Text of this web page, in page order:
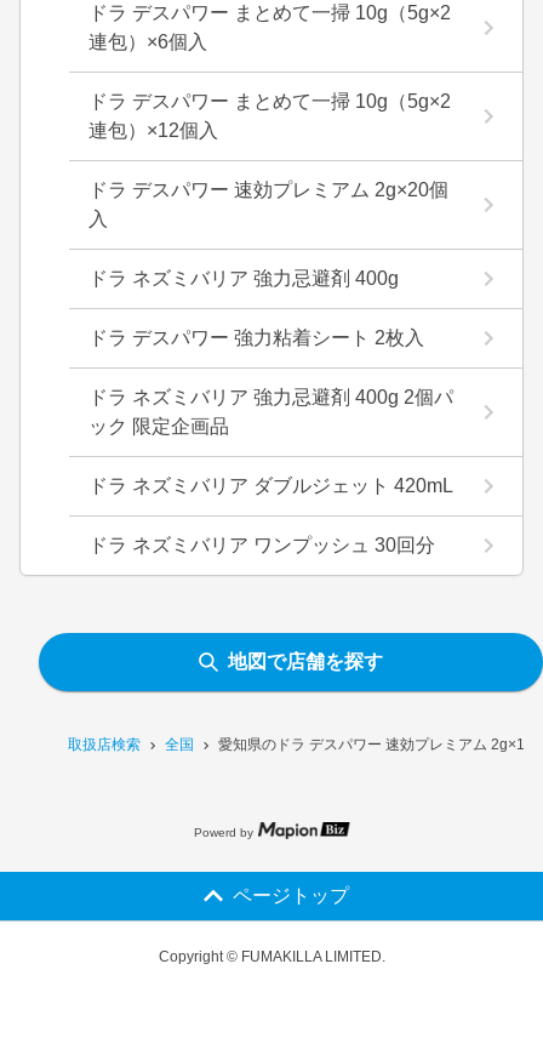
取扱店検索 全国 愛知県のドラ デスパワー 速効プレミアム 2g×16
ドラ デスパワー まとめて一掃 10g（5g×2
連包）×6個入
ドラ デスパワー まとめて一掃 10g（5g×2
連包）×12個入
ドラ デスパワー 速効プレミアム 2g×20個
入
ドラ ネズミバリア 強力忌避剤 400g
ドラ デスパワー 強力粘着シート 2枚入
ドラ ネズミバリア 強力忌避剤 400g 2個パ
ック 限定企画品
ドラ ネズミバリア ダブルジェット 420mL
ドラ ネズミバリア ワンプッシュ 30回分
地図で店舗を探す
Powerd by
ページトップ
Copyright © FUMAKILLA LIMITED.